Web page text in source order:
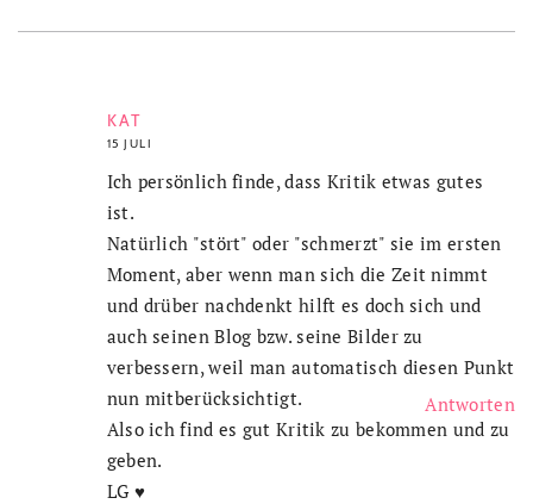
KAT
15 JULI
Ich persönlich finde, dass Kritik etwas gutes
ist.
Natürlich "stört" oder "schmerzt" sie im ersten
Moment, aber wenn man sich die Zeit nimmt
und drüber nachdenkt hilft es doch sich und
auch seinen Blog bzw. seine Bilder zu
verbessern, weil man automatisch diesen Punkt
nun mitberücksichtigt.
Also ich find es gut Kritik zu bekommen und zu
geben.
LG ♥
Antworten